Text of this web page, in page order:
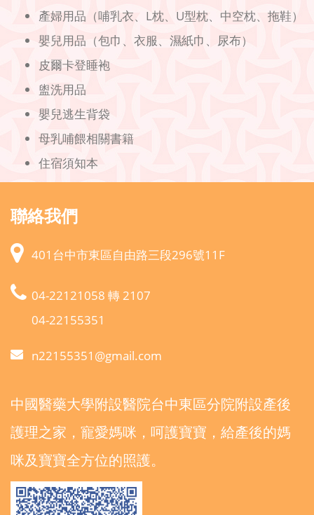
產婦用品（哺乳衣、L枕、U型枕、中空枕、拖鞋）
嬰兒用品（包巾、衣服、濕紙巾、尿布）
皮爾卡登睡袍
盥洗用品
嬰兒逃生背袋
母乳哺餵相關書籍
住宿須知本
聯絡我們
401台中市東區自由路三段296號11F
04-22121058 轉 2107
04-22155351
n22155351@gmail.com
中國醫藥大學附設醫院台中東區分院附設產後
護理之家，寵愛媽咪，呵護寶寶，給產後的媽
咪及寶寶全方位的照護。